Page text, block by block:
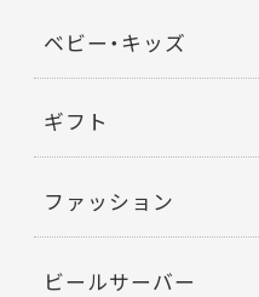
ベビー・キッズ
ギフト
ファッション
ビールサーバー